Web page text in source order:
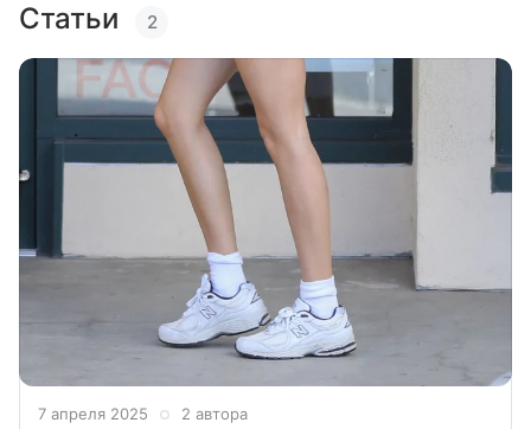
Статьи 2
7 апреля 2025 2 автора